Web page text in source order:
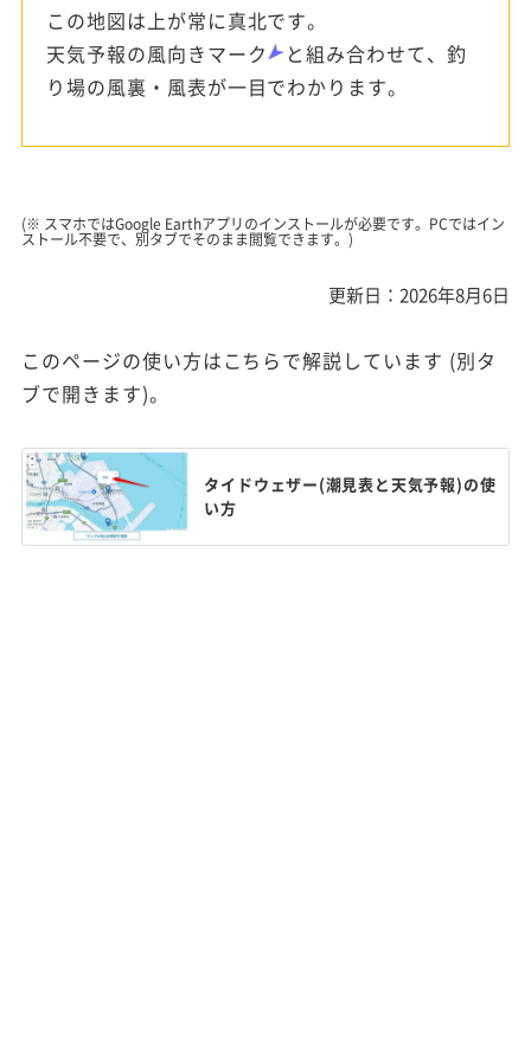
この地図は上が常に真北です。
天気予報の風向きマーク
と組み合わせて、釣
り場の風裏・風表が一目でわかります。
(※ スマホではGoogle Earthアプリのインストールが必要です。PCではイン
ストール不要で、別タブでそのまま閲覧できます。)
更新日：2026年8月6日
このページの使い方はこちらで解説しています (別タ
ブで開きます)。
タイドウェザー(潮見表と天気予報)の使
い方